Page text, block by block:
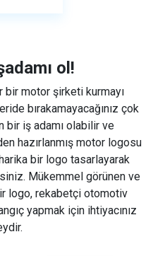
ol!
motor şirketi kurmayı
bırakamayacağınız çok
bir iş adamı olabilir ve
hazırlanmış motor logosu
bir logo tasarlayarak
Mükemmel görünen ve
logo, rekabetçi otomotiv
yapmak için ihtiyacınız